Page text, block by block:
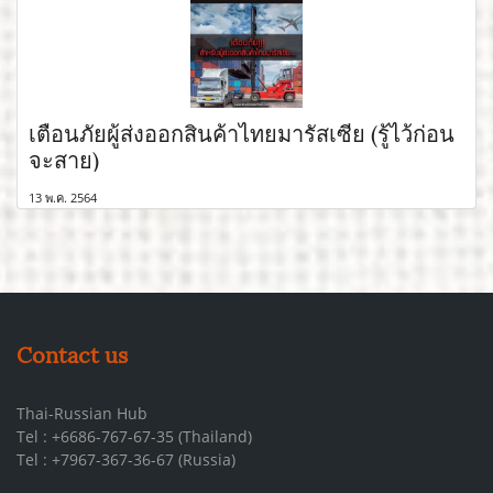
เตือนภัยผู้ส่งออกสินค้าไทยมารัสเซีย (รู้ไว้ก่อน
จะสาย)
13 พ.ค. 2564
Contact us
Thai-Russian Hub
Tel : +6686-767-67-35 (Thailand)
Tel : +7967-367-36-67 (Russia)